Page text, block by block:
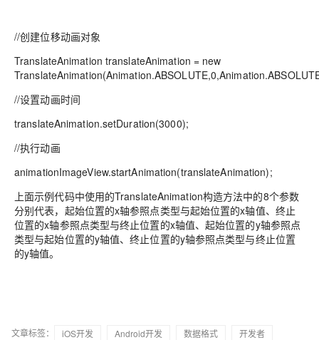
//创建位移动画对象
TranslateAnimation translateAnimation = new
//设置动画时间
translateAnimation.setDuration(3000);
//执行动画
animationImageView.startAnimation(translateAnimation);
上面示例代码中使用的TranslateAnimation构造方法中的8个参数
分别代表，起始位置的x轴参照点类型与起始位置的x轴值、终止
位置的x轴参照点类型与终止位置的x轴值、起始位置的y轴参照点
类型与起始位置的y轴值、终止位置的y轴参照点类型与终止位置
的y轴值。
文章标签： iOS开发 Android开发 数据格式
开发者